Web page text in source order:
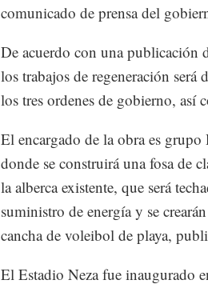
comunicado de prensa del
De acuerdo con una publicación
los trabajos de regeneración
los tres ordenes de gobierno, así
El encargado de la obra es
donde se construirá una fosa de
la alberca existente, que será
suministro de energía y se
cancha de voleibol de playa,
El Estadio Neza fue inaugurado